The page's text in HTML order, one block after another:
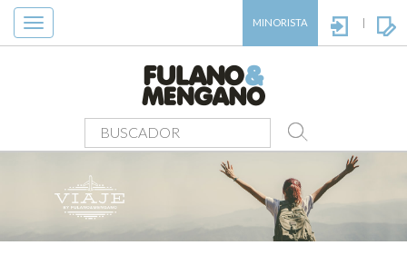
Toggle
navigation
MINORISTA
VIAJE>CUELLOS PLUSH